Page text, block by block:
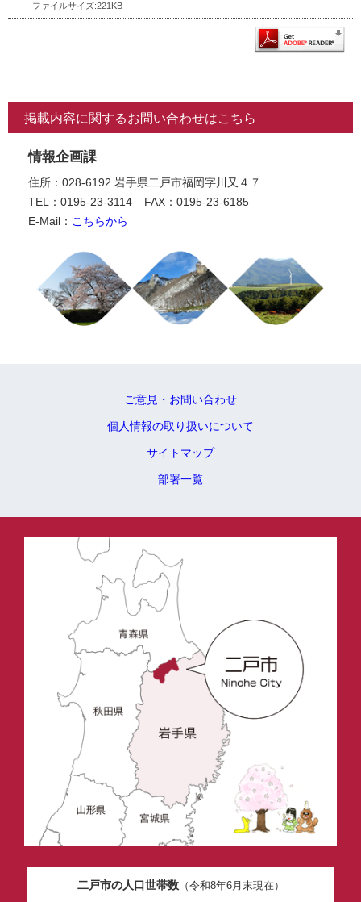
ファイルサイズ:221KB
掲載内容に関するお問い合わせはこちら
情報企画課
住所：028-6192 岩手県二戸市福岡字川又４７
TEL：0195-23-3114
FAX：0195-23-6185
E-Mail： こちらから
ご意見・お問い合わせ
個人情報の取り扱いについて
サイトマップ
部署一覧
二戸市の人口世帯数（令和8年6月末現在）